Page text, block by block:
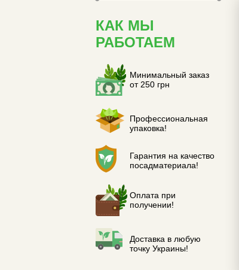
КАК МЫ
РАБОТАЕМ
Минимальный заказ
от 250 грн
Профессиональная
упаковка!
Гарантия на качество
посадматериала!
Оплата при
получении!
Доставка в любую
точку Украины!